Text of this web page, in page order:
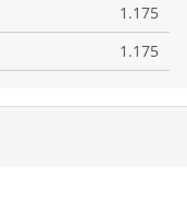
1.175
1.175